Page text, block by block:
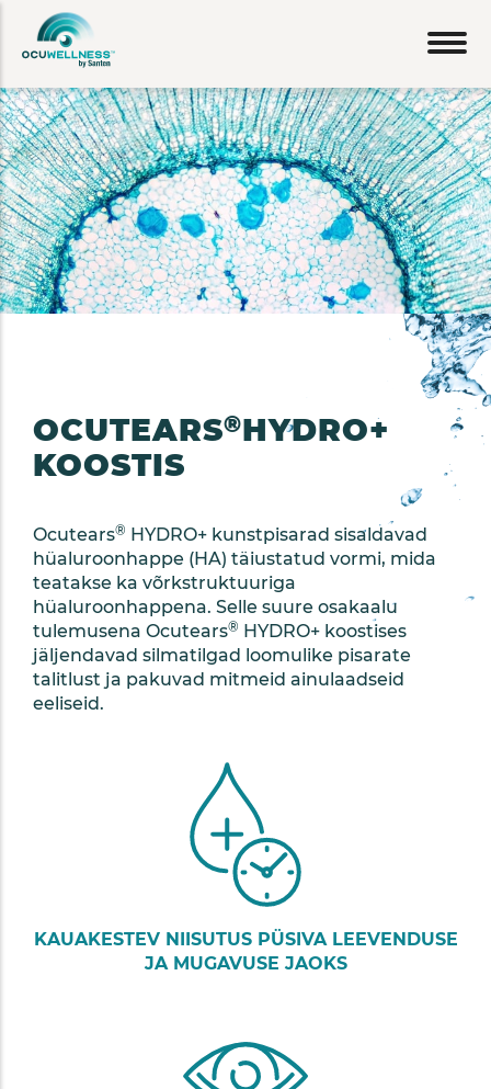
edasi
põhisisu
juurde
OCUTEARS®HYDRO+
KOOSTIS
Ocutears® HYDRO+ kunstpisarad sisaldavad
hüaluroonhappe (HA) täiustatud vormi, mida
teatakse ka võrkstruktuuriga
hüaluroonhappena. Selle suure osakaalu
tulemusena Ocutears® HYDRO+ koostises
jäljendavad silmatilgad loomulike pisarate
talitlust ja pakuvad mitmeid ainulaadseid
eeliseid.
KAUAKESTEV NIISUTUS PÜSIVA LEEVENDUSE
JA MUGAVUSE JAOKS